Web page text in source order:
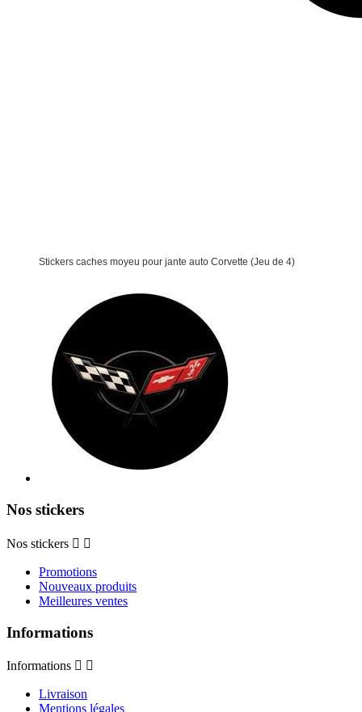
Stickers caches moyeu pour jante auto Corvette (Jeu de 4)
Nos stickers
Nos stickers  
Promotions
Nouveaux produits
Meilleures ventes
Informations
Informations  
Livraison
Mentions légales